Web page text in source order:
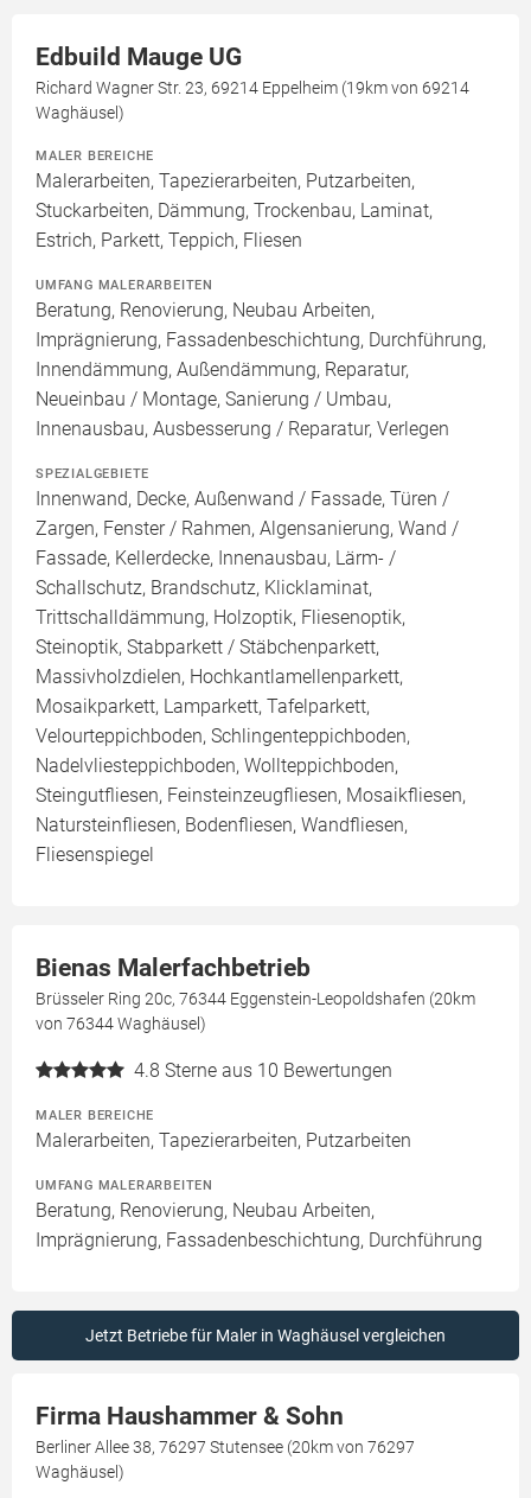
Edbuild Mauge UG
Richard Wagner Str. 23, 69214 Eppelheim (19km von 69214
Waghäusel)
MALER BEREICHE
Malerarbeiten, Tapezierarbeiten, Putzarbeiten,
Stuckarbeiten, Dämmung, Trockenbau, Laminat,
Estrich, Parkett, Teppich, Fliesen
UMFANG MALERARBEITEN
Beratung, Renovierung, Neubau Arbeiten,
Imprägnierung, Fassadenbeschichtung, Durchführung,
Innendämmung, Außendämmung, Reparatur,
Neueinbau / Montage, Sanierung / Umbau,
Innenausbau, Ausbesserung / Reparatur, Verlegen
SPEZIALGEBIETE
Innenwand, Decke, Außenwand / Fassade, Türen /
Zargen, Fenster / Rahmen, Algensanierung, Wand /
Fassade, Kellerdecke, Innenausbau, Lärm- /
Schallschutz, Brandschutz, Klicklaminat,
Trittschalldämmung, Holzoptik, Fliesenoptik,
Steinoptik, Stabparkett / Stäbchenparkett,
Massivholzdielen, Hochkantlamellenparkett,
Mosaikparkett, Lamparkett, Tafelparkett,
Velourteppichboden, Schlingenteppichboden,
Nadelvliesteppichboden, Wollteppichboden,
Steingutfliesen, Feinsteinzeugfliesen, Mosaikfliesen,
Natursteinfliesen, Bodenfliesen, Wandfliesen,
Fliesenspiegel
Bienas Malerfachbetrieb
Brüsseler Ring 20c, 76344 Eggenstein-Leopoldshafen (20km
von 76344 Waghäusel)
4.8 Sterne aus 10 Bewertungen
MALER BEREICHE
Malerarbeiten, Tapezierarbeiten, Putzarbeiten
UMFANG MALERARBEITEN
Beratung, Renovierung, Neubau Arbeiten,
Imprägnierung, Fassadenbeschichtung, Durchführung
Jetzt Betriebe für Maler in Waghäusel vergleichen
Firma Haushammer & Sohn
Berliner Allee 38, 76297 Stutensee (20km von 76297
Waghäusel)